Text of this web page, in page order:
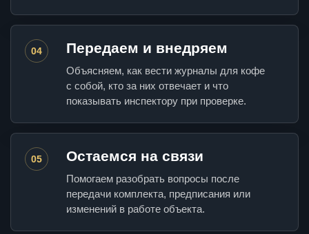
04 Передаем и внедряем
Объясняем, как вести журналы для кофе
с собой, кто за них отвечает и что
показывать инспектору при проверке.
05 Остаемся на связи
Помогаем разобрать вопросы после
передачи комплекта, предписания или
изменений в работе объекта.